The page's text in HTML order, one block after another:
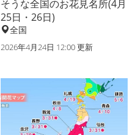
そうな全国のお花見名所(4月
25日・26日)
全国
2026年4月24日 12:00 更新